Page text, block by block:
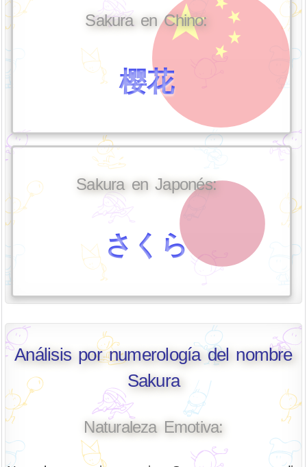
Sakura en Chino:
樱花
Sakura en Japonés:
さくら
Análisis por numerología del nombre
Sakura
Naturaleza Emotiva: